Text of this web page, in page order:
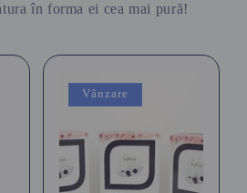
în forma ei cea mai pură!
Vânzare